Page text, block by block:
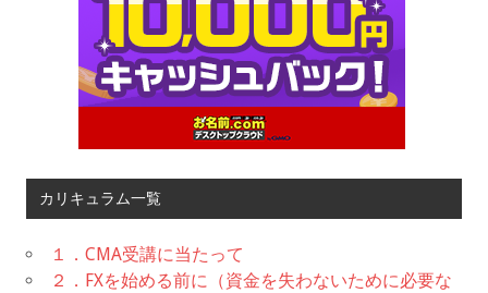
カリキュラム一覧
１．CMA受講に当たって
２．FXを始める前に（資金を失わないために必要な